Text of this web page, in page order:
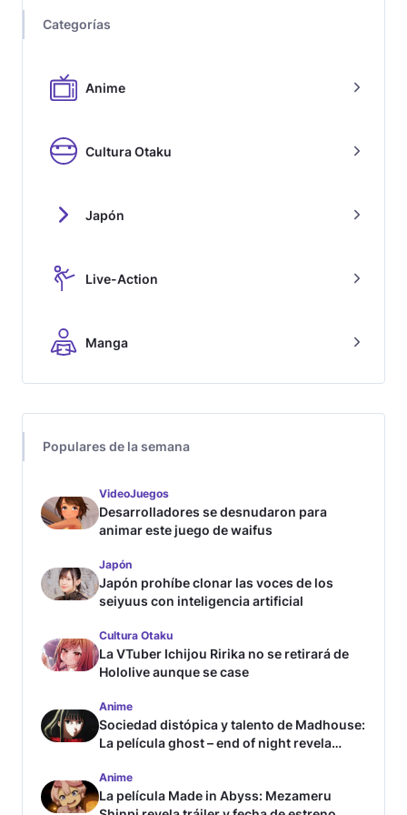
Categorías
Anime
Cultura Otaku
Japón
Live-Action
Manga
Populares de la semana
VideoJuegos
Desarrolladores se desnudaron para
animar este juego de waifus
Japón
Japón prohíbe clonar las voces de los
seiyuus con inteligencia artificial
Cultura Otaku
La VTuber Ichijou Ririka no se retirará de
Hololive aunque se case
Anime
Sociedad distópica y talento de Madhouse:
La película ghost – end of night revela
Anime
La película Made in Abyss: Mezameru